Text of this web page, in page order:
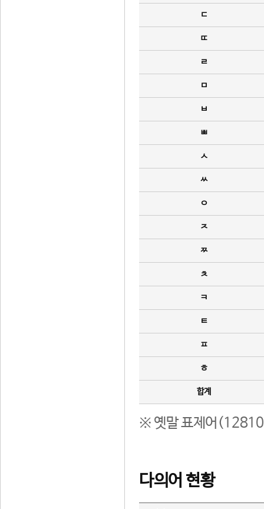
ㄷ
ㄸ
ㄹ
ㅁ
ㅂ
ㅃ
ㅅ
ㅆ
ㅇ
ㅈ
ㅉ
ㅊ
ㅋ
ㅌ
ㅍ
ㅎ
합계
※ 옛말 표제어(12810
다의어 현황